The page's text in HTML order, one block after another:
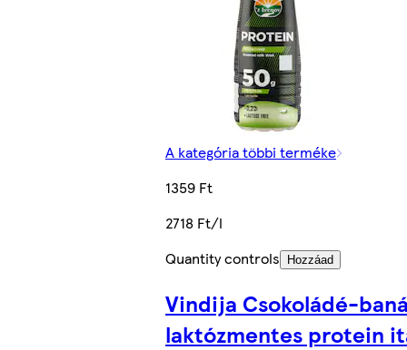
A kategória többi terméke
1359 Ft
2718 Ft/l
Quantity controls
Hozzáad
Vindija Csokoládé-
laktózmentes protein